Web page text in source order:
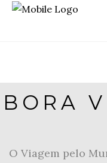
BORA
O Viagem pelo